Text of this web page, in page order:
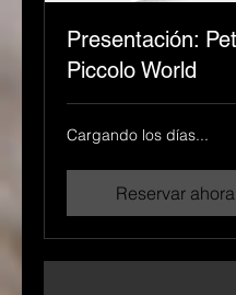
Presentación:
Piccolo World
Cargando los días...
Reservar ahora